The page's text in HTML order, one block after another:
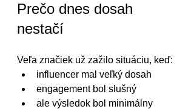
Prečo dnes dosah
nestačí
Veľa značiek už zažilo situáciu, keď:
influencer mal veľký dosah
engagement bol slušný
ale výsledok bol minimálny